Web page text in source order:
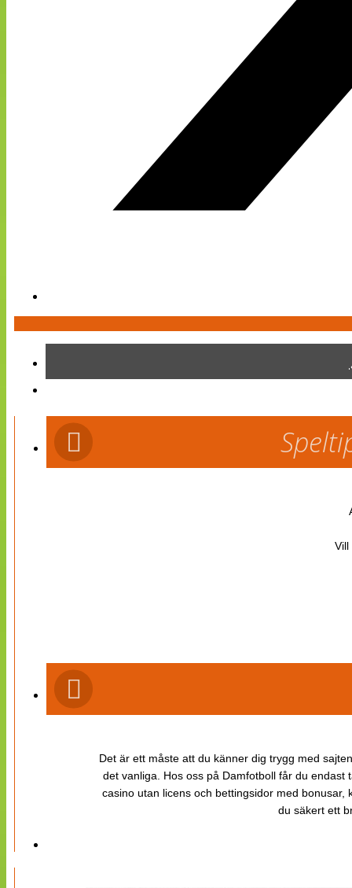
Vill
Det är ett måste att du känner dig trygg med
det vanliga. Hos oss på Damfotboll får du
casino utan licens och bettingsidor med
du säkert ett